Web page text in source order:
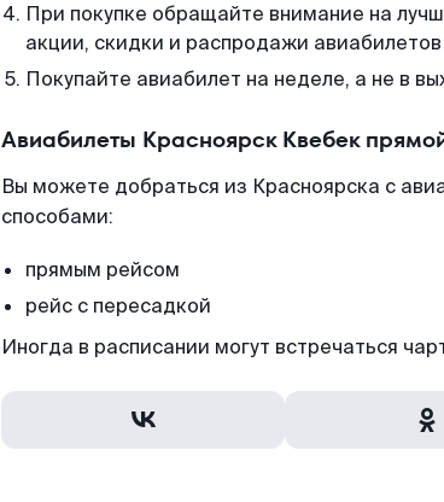
При покупке обращайте внимание на
акции, скидки и распродажи
Покупайте авиабилет на неделе, а не в
Авиабилеты Красноярск Квебек
Вы можете добраться из Красноярска с
способами:
прямым рейсом
рейс с пересадкой
Иногда в расписании могут встречаться